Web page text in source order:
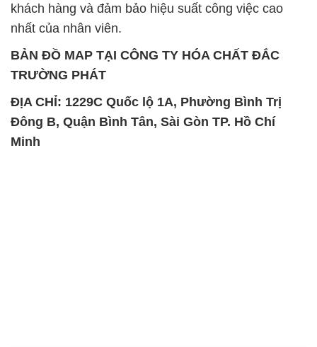
khách hàng và đảm bảo hiệu suất công việc cao
nhất của nhân viên.
BẢN ĐỒ MAP TẠI CÔNG TY HÓA CHẤT ĐẮC
TRƯỜNG PHÁT
ĐỊA CHỈ: 1229C Quốc lộ 1A, Phường Bình Trị
Đông B, Quận Bình Tân, Sài Gòn TP. Hồ Chí
Minh